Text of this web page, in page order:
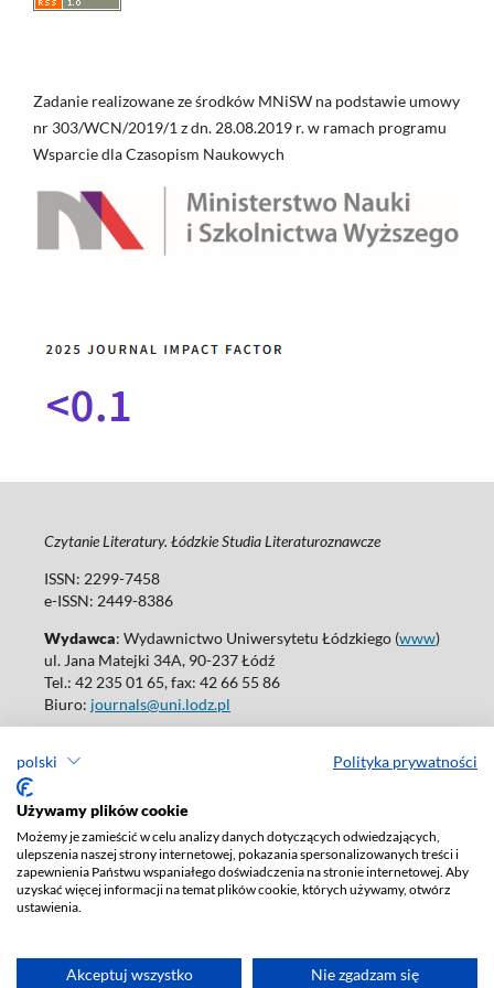
polski Polityka prywatności
Używamy plików cookie
Możemy je zamieścić w celu analizy danych dotyczących odwiedzających,
ulepszenia naszej strony internetowej, pokazania spersonalizowanych treści i
zapewnienia Państwu wspaniałego doświadczenia na stronie internetowej. Aby
uzyskać więcej informacji na temat plików cookie, których używamy, otwórz
ustawienia.
Akceptuj wszystko Nie zgadzam się
Zadanie realizowane ze środków MNiSW na podstawie umowy
nr 303/WCN/2019/1 z dn. 28.08.2019 r. w ramach programu
Wsparcie dla Czasopism Naukowych
Czytanie Literatury. Łódzkie Studia Literaturoznawcze
ISSN: 2299-7458
e-ISSN: 2449-8386
Wydawca: Wydawnictwo Uniwersytetu Łódzkiego (www)
ul. Jana Matejki 34A, 90-237 Łódź
Tel.: 42 235 01 65, fax: 42 66 55 86
Biuro: journals@uni.lodz.pl
W sprawie prenumeraty wydań papierowych prosimy o kontakt
Deklaracja dostępności